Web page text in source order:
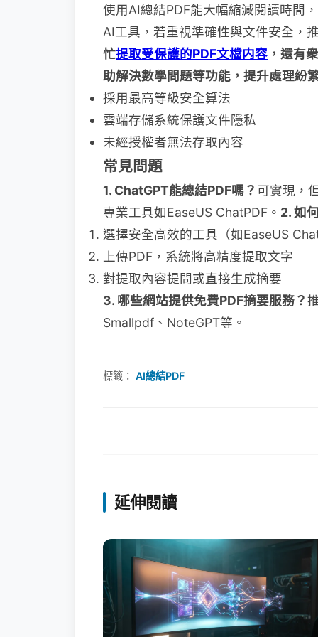
使用AI總結PDF能大幅縮減閱讀時間
AI工具，若重視準確性與文件安全，
忙提取受保護的PDF文檔内容 ，還有
助解決數學問題等功能，提升處理紛
採用最高等級安全算法
雲端存儲系統保護文件隱私
未經授權者無法存取內容
常見問題​​
​1. ChatGPT能總結PDF嗎？​ 可實現，
專業工具如EaseUS ChatPDF。 ​ ​2. 如
選擇安全高效的工具（如EaseUS
上傳PDF，系統將高精度提取文字
對提取內容提問或直接生成摘要
​3. 哪些網站提供免費PDF摘要服務？​
Smallpdf、NoteGPT等。
標籤： AI總結PDF
延伸閱讀